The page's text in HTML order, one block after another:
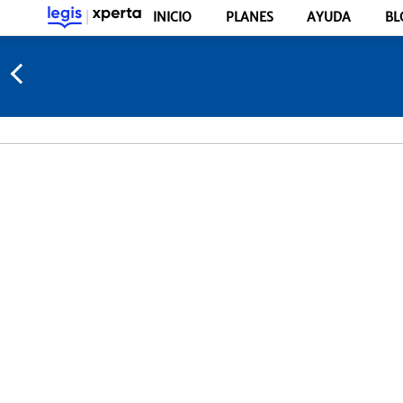
INICIO PLANES AYUDA